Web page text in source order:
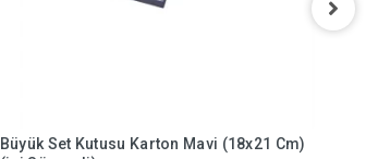
Büyük Set Kutusu Karton Mavi (18x21 Cm)